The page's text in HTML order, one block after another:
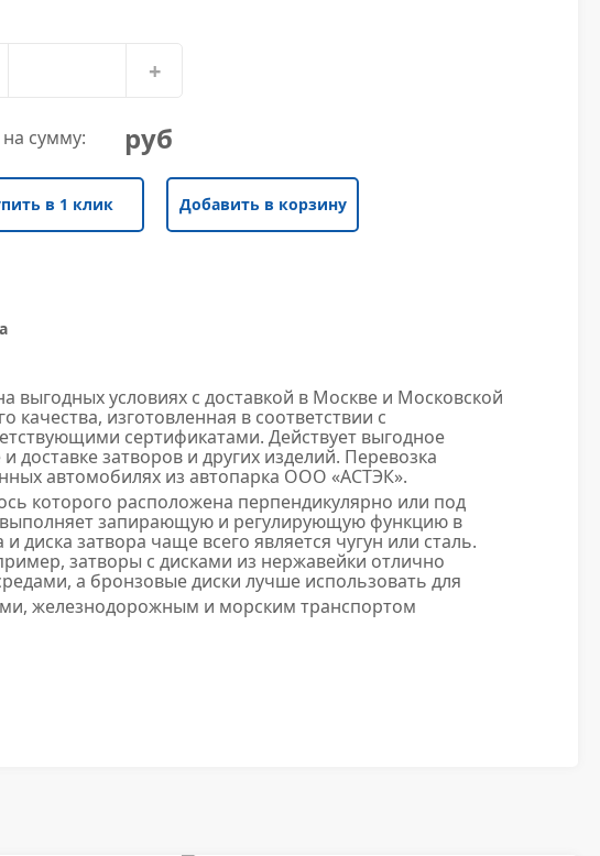
+
на сумму: руб
в 1 клик Добавить в корзину
условиях с доставкой в Москве и Московской
изготовленная в соответствии с
сертификатами. Действует выгодное
затворов и других изделий. Перевозка
автомобилях из автопарка ООО «АСТЭК».
которого расположена перпендикулярно или под
запирающую и регулирующую функцию в
затвора чаще всего является чугун или сталь.
затворы с дисками из нержавейки отлично
а бронзовые диски лучше использовать для
железнодорожным и морским транспортом